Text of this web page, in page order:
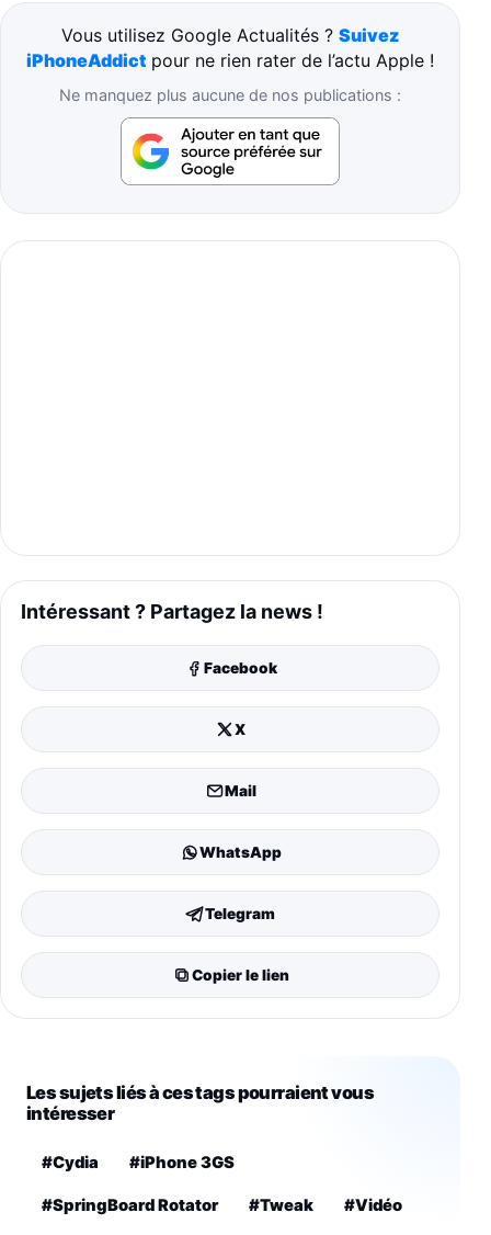
Vous utilisez Google Actualités ? Suivez
iPhoneAddict pour ne rien rater de l’actu Apple !
Ne manquez plus aucune de nos publications :
Intéressant ? Partagez la news !
Facebook
X
Mail
WhatsApp
Telegram
Copier le lien
Les sujets liés à ces tags pourraient vous
intéresser
#Cydia #iPhone 3GS
#SpringBoard Rotator #Tweak #Vidéo